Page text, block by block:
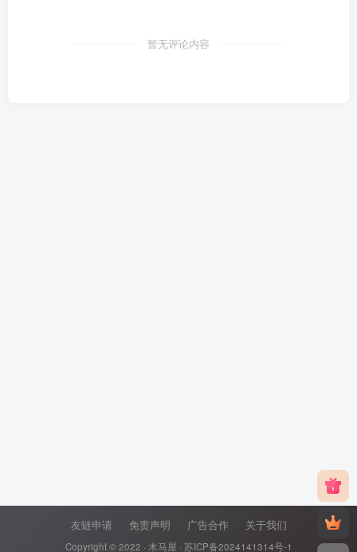
暂无评论内容
友链申请 免责声明 广告合作 关于我们
Copyright © 2022 · 木马屋 · 苏ICP备2024141314号-1